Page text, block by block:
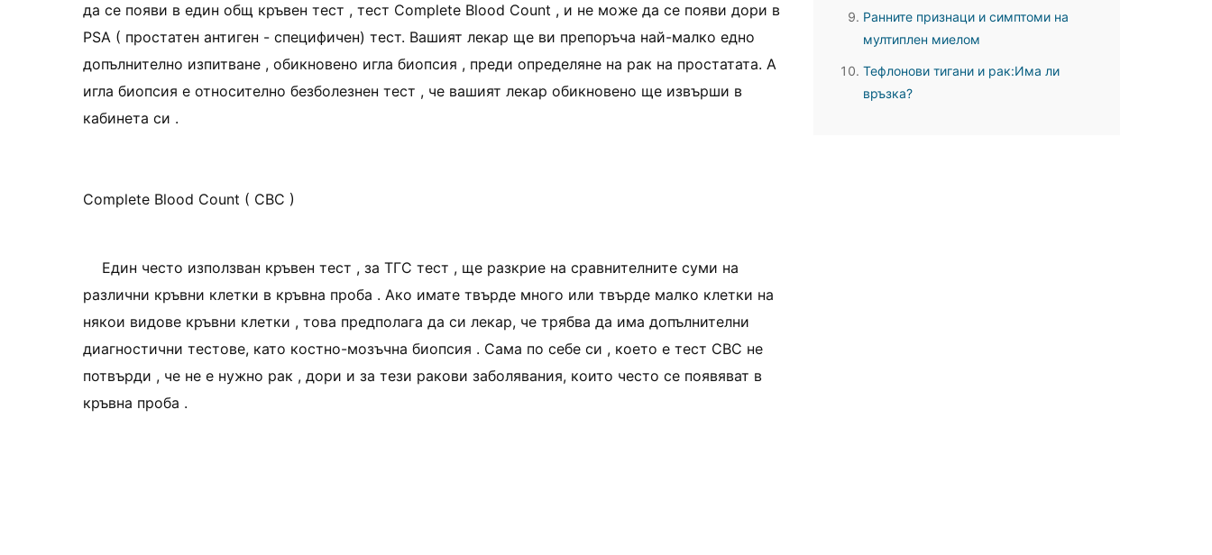
да се появи в един общ кръвен тест , тест Complete Blood Count , и не може да се появи дори в
PSA ( простатен антиген - специфичен) тест. Вашият лекар ще ви препоръча най-малко едно
допълнително изпитване , обикновено игла биопсия , преди определяне на рак на простатата. A
игла биопсия е относително безболезнен тест , че вашият лекар обикновено ще извърши в
кабинета си .
Complete Blood Count ( CBC )
Един често използван кръвен тест , за ТГС тест , ще разкрие на сравнителните суми на
различни кръвни клетки в кръвна проба . Ако имате твърде много или твърде малко клетки на
някои видове кръвни клетки , това предполага да си лекар, че трябва да има допълнителни
диагностични тестове, като костно-мозъчна биопсия . Сама по себе си , което е тест CBC не
потвърди , че не е нужно рак , дори и за тези ракови заболявания, които често се появяват в
кръвна проба .
Ранните признаци и симптоми на
мултиплен миелом
Тефлонови тигани и рак:Има ли
връзка?